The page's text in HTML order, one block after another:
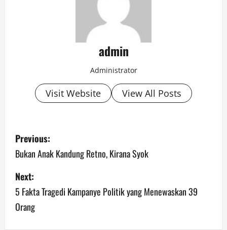
admin
Administrator
Visit Website View All Posts
P
o
s
t
n
Previous:
Bukan Anak Kandung Retno, Kirana Syok
Next:
5 Fakta Tragedi Kampanye Politik yang Menewaskan 39
Orang